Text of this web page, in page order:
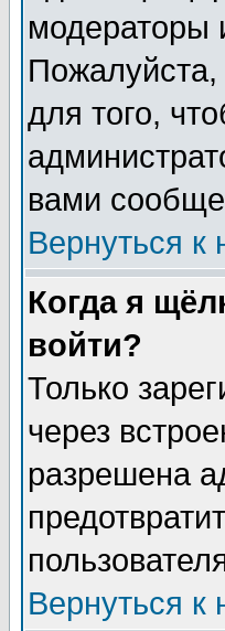
модераторы
для того,
вами
Вернуться к
Когда я
войти?
Только
через
разрешена
Вернуться к